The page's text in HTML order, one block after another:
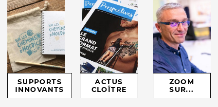
SUPPORTS
INNOVANTS
ACTUS
CLOÎTRE
ZOOM
SUR...